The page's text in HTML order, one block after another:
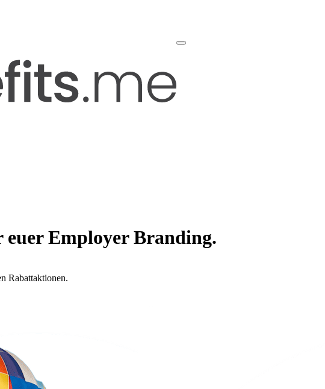
euer Employer Branding.
Rabattaktionen.